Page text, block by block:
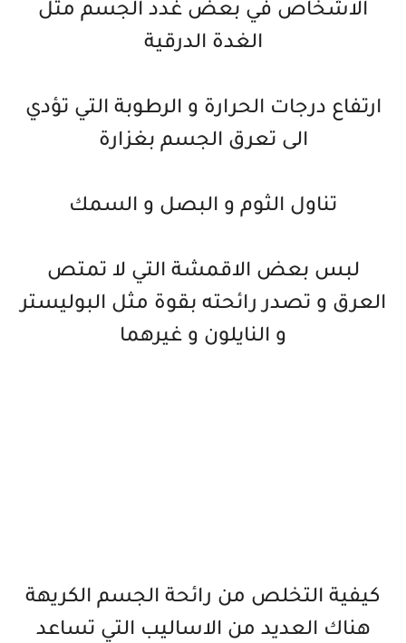
الاشخاص في بعض غدد الجسم مثل
الغدة الدرقية
ارتفاع درجات الحرارة و الرطوبة التي تؤدي
الى تعرق الجسم بغزارة
تناول الثوم و البصل و السمك
لبس بعض الاقمشة التي لا تمتص
العرق و تصدر رائحته بقوة مثل البوليستر
و النايلون و غيرهما
كيفية التخلص من رائحة الجسم الكريهة
هناك العديد من الاساليب التي تساعد